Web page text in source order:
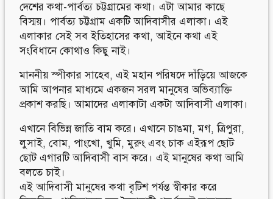
দেশের কথা-পার্বত্য চট্টগ্রামের কথা। এটা আমার কাছে
বিস্ময়। পার্বত্য চট্টগ্রাম একটি আদিবাসীর এলাকা। এই
এলাকার সেই সব ইতিহাসের কথা, আইনে কথা এই
সংবিধানে কোথাও কিছু নাই।
মাননীয় স্পীকার সাহেব, এই মহান পরিষদে দাঁড়িয়ে আজকে
আমি আপনার মাধ্যমে একজন সরল মানুষের অভিব্যাক্তি
প্রকাশ করছি। আমাদের এলাকাটা একটা আদিবাসী এলাকা।
এখানে বিভিন্ন জাতি বাম করে। এখানে চাঙমা, মগ, ত্রিপুরা,
লুসাই, বোম, পাংখো, খুমি, মুরুং এবং চাক এইরূপ ছোট
ছোট এগারটি আদিবাসী বাস করে। এই মানুষের কথা আমি
বলতে চাই।
এই আদিবাসী মানুষের কথা বৃটিশ পর্যন্ত স্বীকার করে